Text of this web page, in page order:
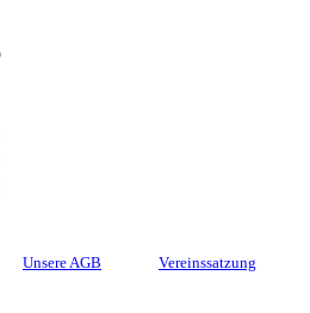
Unsere AGB Vereinssatzung